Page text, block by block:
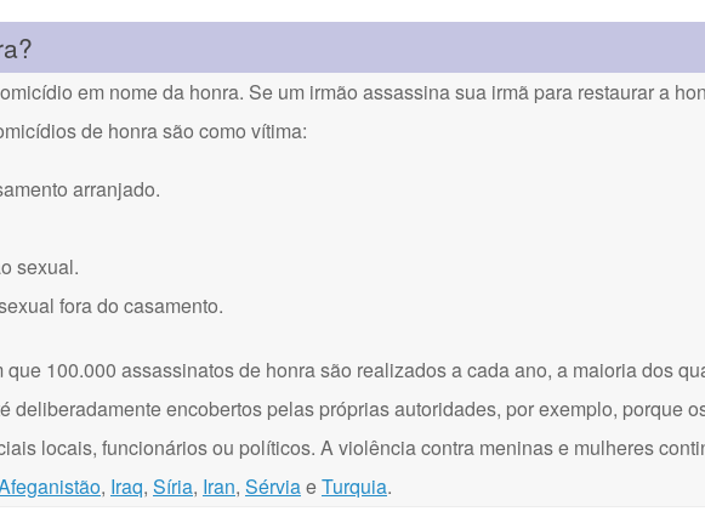
em nome da honra. Se um irmão assassina sua irmã para restaurar a
de honra são como vítima:
arranjado.
sexual.
fora do casamento.
100.000 assassinatos de honra são realizados a cada ano, a maioria dos
deliberadamente encobertos pelas próprias autoridades, por exemplo, porque
locais, funcionários ou políticos. A violência contra meninas e mulheres
, Iraq, Síria, Iran, SérviaeTurquia.